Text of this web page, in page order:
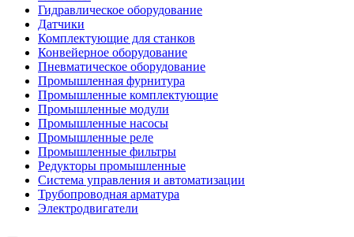
Гидравлическое оборудование
Датчики
Комплектующие для станков
Конвейерное оборудование
Пневматическое оборудование
Промышленная фурнитура
Промышленные комплектующие
Промышленные модули
Промышленные насосы
Промышленные реле
Промышленные фильтры
Редукторы промышленные
Система управления и автоматизации
Трубопроводная арматура
Электродвигатели